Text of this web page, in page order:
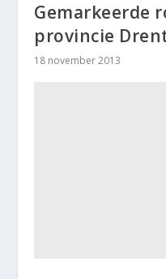
Gemarkeerde
provincie
18 november 2013